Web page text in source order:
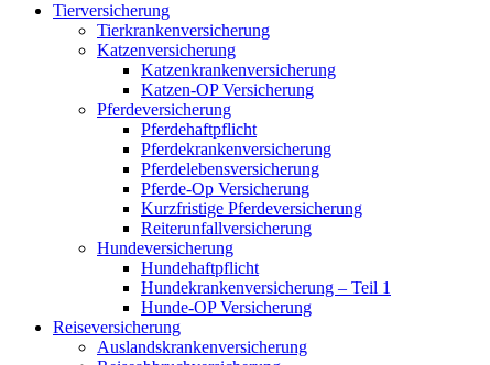
Tierversicherung
Tierkrankenversicherung
Katzenversicherung
Katzenkrankenversicherung
Katzen-OP Versicherung
Pferdeversicherung
Pferdehaftpflicht
Pferdekrankenversicherung
Pferdelebensversicherung
Pferde-Op Versicherung
Kurzfristige Pferdeversicherung
Reiterunfallversicherung
Hundeversicherung
Hundehaftpflicht
Hundekrankenversicherung – Teil 1
Hunde-OP Versicherung
Reiseversicherung
Auslandskrankenversicherung